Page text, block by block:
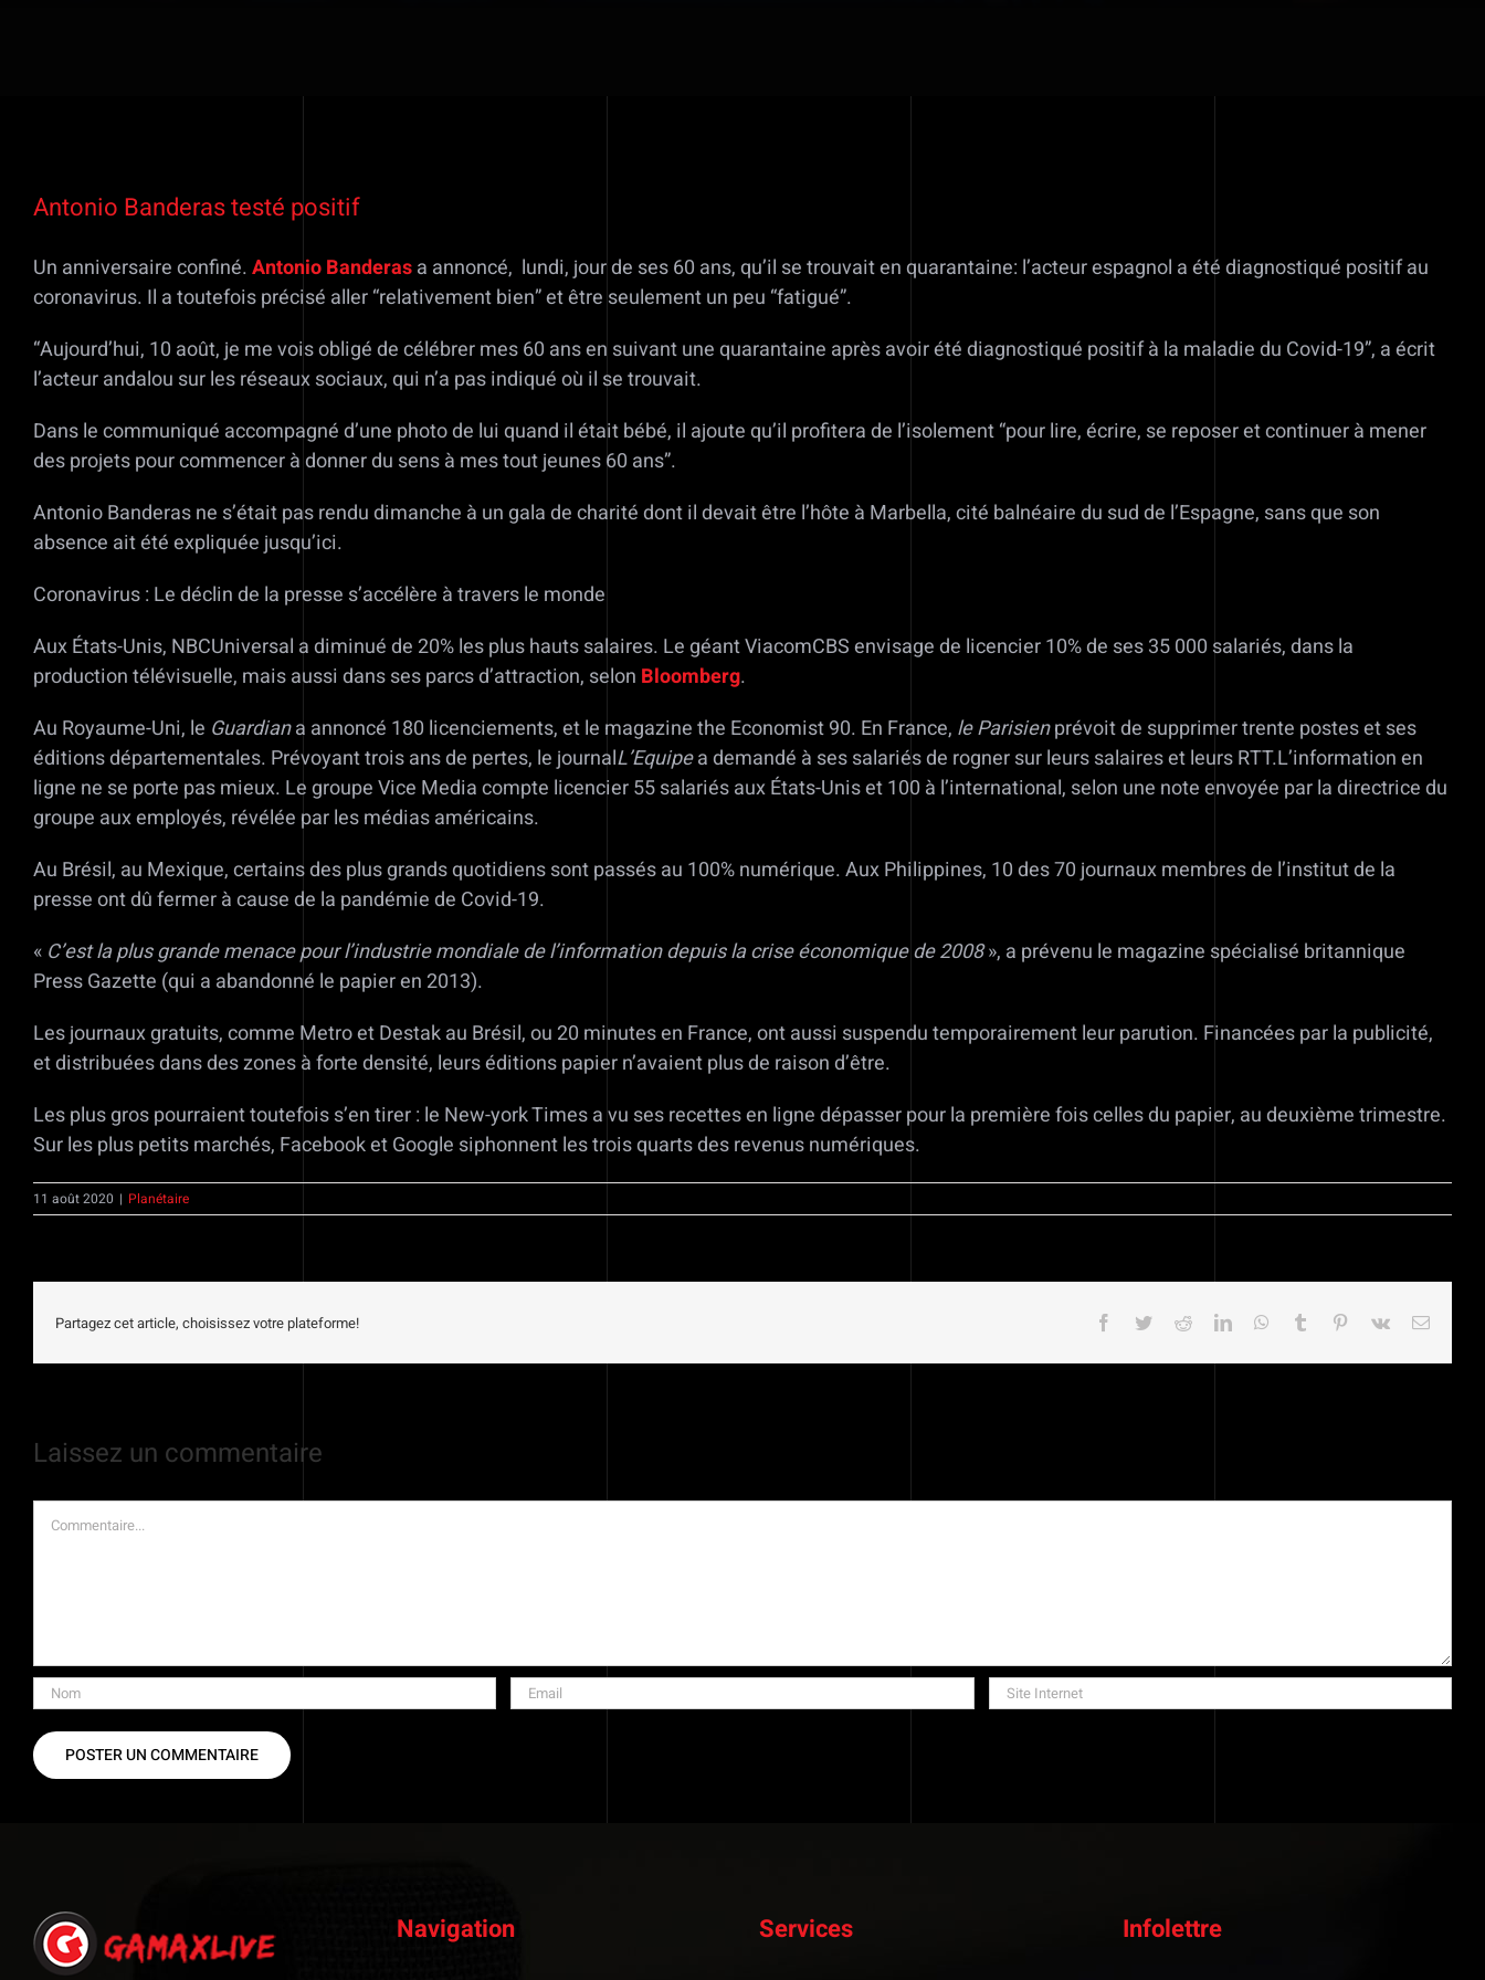
l'image
Antonio Banderas testé positif
Un anniversaire confiné.Antonio Banderasa annoncé, lundi, jour de ses 60 ans, qu’il se trouvait en quarantaine: l’acteur espagnol a été diagnostiqué positif au
coronavirus. Il a toutefois précisé aller “relativement bien” et être seulement un peu “fatigué”.
“Aujourd’hui, 10 août, je me vois obligé de célébrer mes 60 ans en suivant une quarantaine après avoir été diagnostiqué positif à la maladie du Covid-19”, a écrit
l’acteur andalou sur les réseaux sociaux, qui n’a pas indiqué où il se trouvait.
Dans le communiqué accompagné d’une photo de lui quand il était bébé, il ajoute qu’il profitera de l’isolement “pour lire, écrire, se reposer et continuer à mener
des projets pour commencer à donner du sens à mes tout jeunes 60 ans”.
Antonio Banderas ne s’était pas rendu dimanche à un gala de charité dont il devait être l’hôte à Marbella, cité balnéaire du sud de l’Espagne, sans que son
absence ait été expliquée jusqu’ici.
Coronavirus : Le déclin de la presse s’accélère à travers le monde
Aux États-Unis, NBCUniversal a diminué de 20% les plus hauts salaires. Le géant ViacomCBS envisage de licencier 10% de ses 35 000 salariés, dans la
production télévisuelle, mais aussi dans ses parcs d’attraction, selon Bloomberg.
Au Royaume-Uni, le Guardiana annoncé 180 licenciements, et le magazine the Economist 90. En France, le Parisienprévoit de supprimer trente postes et ses
éditions départementales. Prévoyant trois ans de pertes, le journalL’Equipea demandé à ses salariés de rogner sur leurs salaires et leurs RTT.L’information en
ligne ne se porte pas mieux. Le groupe Vice Media compte licencier 55 salariés aux États-Unis et 100 à l’international, selon une note envoyée par la directrice du
groupe aux employés, révélée par les médias américains.
Au Brésil, au Mexique, certains des plus grands quotidiens sont passés au 100% numérique. Aux Philippines, 10 des 70 journaux membres de l’institut de la
presse ont dû fermer à cause de la pandémie de Covid-19.
« C’est la plus grande menace pour l’industrie mondiale de l’information depuis la crise économique de 2008», a prévenu le magazine spécialisé britannique
Press Gazette (qui a abandonné le papier en 2013).
Les journaux gratuits, comme Metro et Destak au Brésil, ou 20 minutes en France, ont aussi suspendu temporairement leur parution. Financées par la publicité,
et distribuées dans des zones à forte densité, leurs éditions papier n’avaient plus de raison d’être.
Les plus gros pourraient toutefois s’en tirer : le New-york Times a vu ses recettes en ligne dépasser pour la première fois celles du papier, au deuxième trimestre.
Sur les plus petits marchés, Facebook et Google siphonnent les trois quarts des revenus numériques.
11 août 2020 | Planétaire
Partagez cet article, choisissez votre plateforme! Facebook
TwitterRedditLinkedInWhatsApp
Tumblr Pinterest
Vk Email
Laissez un commentaire
Commentaire
Navigation Services Infolettre